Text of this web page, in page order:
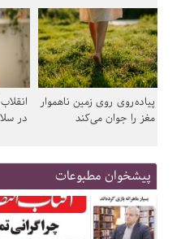
پیاده‌روی روی زمین ناهموار
مغز را جوان می‌کند
در
پیشخوان مطبوعات